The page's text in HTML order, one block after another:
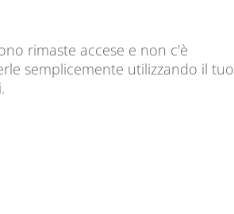
rimaste accese e non c'è
semplicemente utilizzando il tuo